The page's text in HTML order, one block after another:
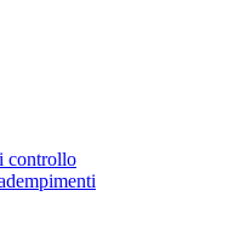
controllo